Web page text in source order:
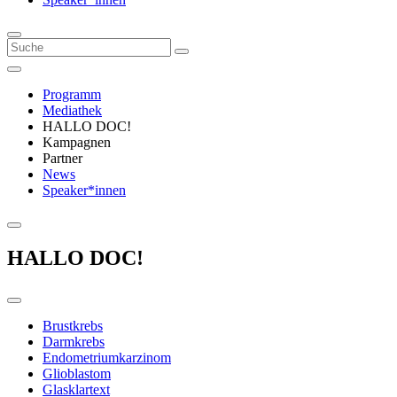
Programm
Mediathek
HALLO DOC!
Kampagnen
Partner
News
Speaker*innen
HALLO DOC!
Brustkrebs
Darmkrebs
Endometriumkarzinom
Glioblastom
Glasklartext